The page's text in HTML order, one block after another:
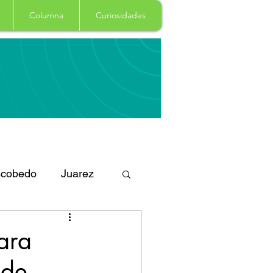
Columna Curiosidades
Juarez
Arte